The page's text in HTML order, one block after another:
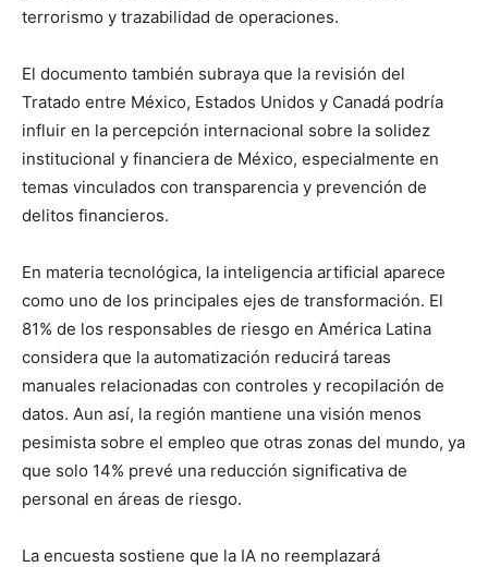
terrorismo y trazabilidad de operaciones.
El documento también subraya que la revisión del
Tratado entre México, Estados Unidos y Canadá podría
influir en la percepción internacional sobre la solidez
institucional y financiera de México, especialmente en
temas vinculados con transparencia y prevención de
delitos financieros.
En materia tecnológica, la inteligencia artificial aparece
como uno de los principales ejes de transformación. El
81% de los responsables de riesgo en América Latina
considera que la automatización reducirá tareas
manuales relacionadas con controles y recopilación de
datos. Aun así, la región mantiene una visión menos
pesimista sobre el empleo que otras zonas del mundo, ya
que solo 14% prevé una reducción significativa de
personal en áreas de riesgo.
La encuesta sostiene que la IA no reemplazará